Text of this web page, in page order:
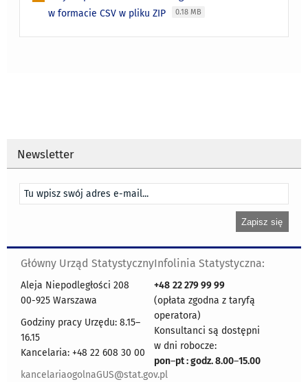
w formacie CSV w pliku ZIP
0.18 MB
Newsletter
Główny Urząd Statystyczny
Aleja Niepodległości 208
00-925 Warszawa
Godziny pracy Urzędu: 8.15–
16.15
Kancelaria: +48 22 608 30 00
kancelariaogolnaGUS@stat.gov.pl
Infolinia Statystyczna:
+48 22 279 99 99
(opłata zgodna z taryfą
operatora)
Konsultanci są dostępni
w dni robocze:
pon–pt : godz. 8.00–15.00